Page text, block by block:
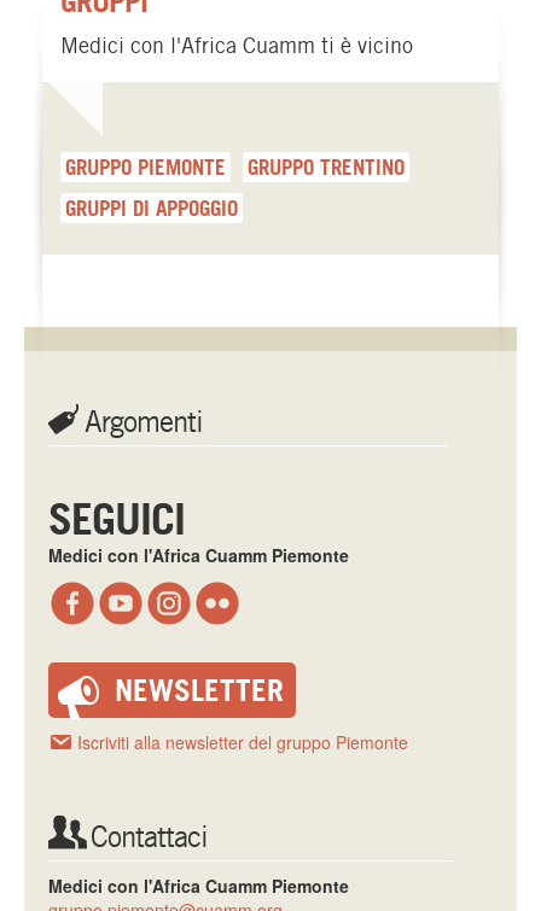
Medici con l'Africa Cuamm ti è vicino
GRUPPO PIEMONTE
GRUPPO TRENTINO
GRUPPI DI APPOGGIO
Argomenti
SEGUICI
Medici con l'Africa Cuamm Piemonte
NEWSLETTER
Iscriviti alla newsletter del gruppo Piemonte
Contattaci
Medici con l'Africa Cuamm Piemonte